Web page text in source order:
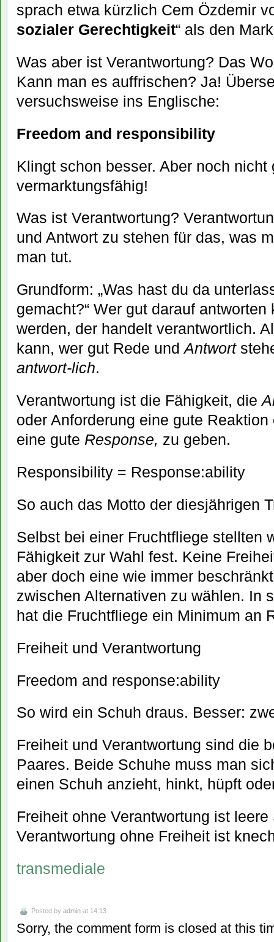
sprach etwa kürzlich Cem Özdemir
sozialer Gerechtigkeit“ als den
Was aber ist Verantwortung? Das
Kann man es auffrischen? Ja!
versuchsweise ins Englische:
Freedom and responsibility
Klingt schon besser. Aber noch nicht
vermarktungsfähig!
Was ist Verantwortung?
und Antwort zu stehen für das, was
man tut.
Grundform: „Was hast du da
gemacht?“ Wer gut darauf
werden, der handelt verantwortlich.
kann, wer gut Rede undAntwort
antwort-lich.
Verantwortung ist die Fähigkeit, die
oder Anforderung eine gute
eine gute Response, zu geben.
Responsibility = Response:ability
So auch das Motto der diesjährigen
Selbst bei einer Fruchtfliege stellten
Fähigkeit zur Wahl fest. Keine
aber doch eine wie immer
zwischen Alternativen zu wählen. In
hat die Fruchtfliege ein Minimum an
Freiheit und Verantwortung
Freedom and response:ability
So wird ein Schuh draus. Besser:
Freiheit und Verantwortung sind die
Paares. Beide Schuhe muss man
einen Schuh anzieht, hinkt, hüpft
Freiheit ohne Verantwortung ist
Verantwortung ohne Freiheit ist
transmediale
Posted by admin at 14:13
Sorry, the comment form is closed at this